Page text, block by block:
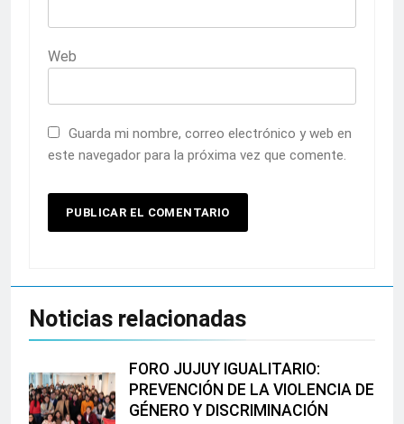
Web
Guarda mi nombre, correo electrónico y web en
este navegador para la próxima vez que comente.
Noticias relacionadas
FORO JUJUY IGUALITARIO:
PREVENCIÓN DE LA VIOLENCIA DE
GÉNERO Y DISCRIMINACIÓN